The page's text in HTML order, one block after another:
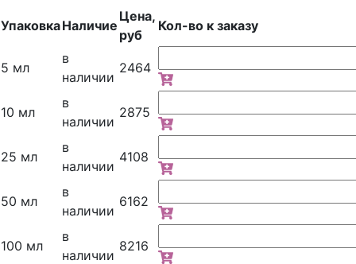
УпаковкаНаличие
Цена,
руб
Кол-во к заказу
5 мл
в
наличии
2464
10 мл
в
наличии
2875
25 мл
в
наличии
4108
50 мл
в
наличии
6162
100 мл
в
наличии
8216